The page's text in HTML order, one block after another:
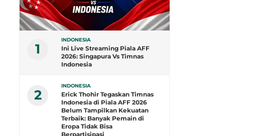
1
INDONESIA
Ini Live Streaming Piala AFF
2026: Singapura Vs Timnas
Indonesia
2
INDONESIA
Erick Thohir Tegaskan Timnas
Indonesia di Piala AFF 2026
Belum Tampilkan Kekuatan
Terbaik: Banyak Pemain di
Eropa Tidak Bisa
Berpartisipasi